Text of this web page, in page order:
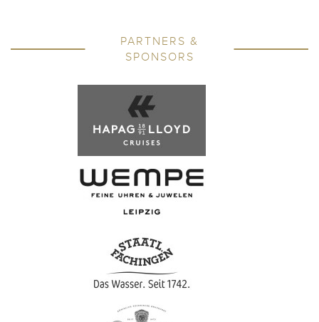
PARTNERS &
SPONSORS